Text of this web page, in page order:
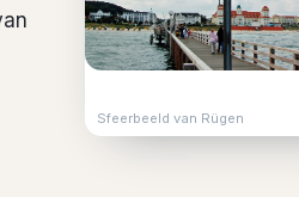
Sfeerbeeld van Rügen